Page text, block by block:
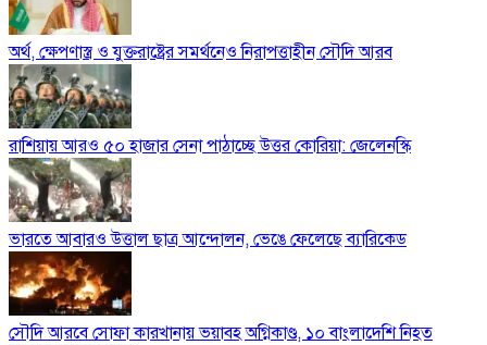
অর্থ, ক্ষেপণাস্ত্র ও যুক্তরাষ্ট্রের সমর্থনেও নিরাপত্তাহীন সৌদি আরব
রাশিয়ায় আরও ৫০ হাজার সেনা পাঠাচ্ছে উত্তর কোরিয়া: জেলেনস্কি
ভারতে আবারও উত্তাল ছাত্র আন্দোলন, ভেঙে ফেলেছে ব্যারিকেড
সৌদি আরবে সোফা কারখানায় ভয়াবহ অগ্নিকাণ্ড, ১০ বাংলাদেশি নিহত